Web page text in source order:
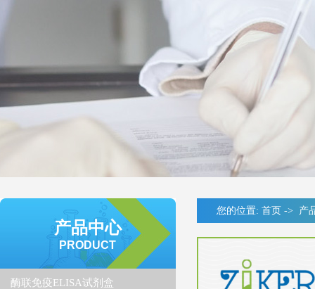
产品中心
PRODUCT
酶联免疫ELISA试剂盒
您的位置: 首页 -> 产